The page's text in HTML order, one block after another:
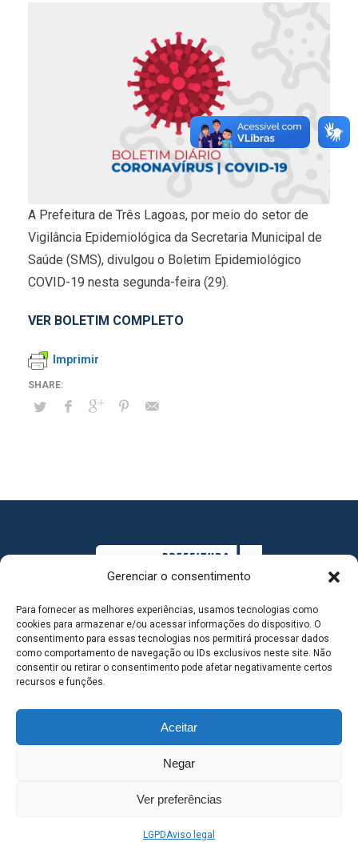
Gerenciar o consentimento
Para fornecer as melhores experiências, usamos tecnologias como
cookies para armazenar e/ou acessar informações do dispositivo. O
consentimento para essas tecnologias nos permitirá processar dados
como comportamento de navegação ou IDs exclusivos neste site. Não
consentir ou retirar o consentimento pode afetar negativamente certos
recursos e funções.
Aceitar
Negar
Ver preferências
LGPDAviso legal
A Prefeitura de Três Lagoas, por meio do setor de
Vigilância Epidemiológica da Secretaria Municipal de
Saúde (SMS), divulgou o Boletim Epidemiológico
COVID-19 nesta segunda-feira (29).
VER BOLETIM COMPLETO
Imprimir
MAPA DO SITE
SEDE DO ADMINISTRATIVO MUNICIPAL - Avenida